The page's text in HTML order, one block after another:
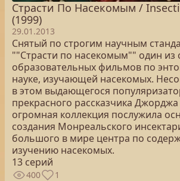
Страсти По Насекомым /
(1999)
29.01.2013
Снятый по строгим научным
""Страсти по насекомым"" один из
образовательных фильмов по
науке, изучающей насекомых.
в этом выдающегося
прекрасного рассказчика Джорджа
огромная коллекция послужила
создания Монреальского
большого в мире центра по
изучению насекомых.
13 серий
400 1